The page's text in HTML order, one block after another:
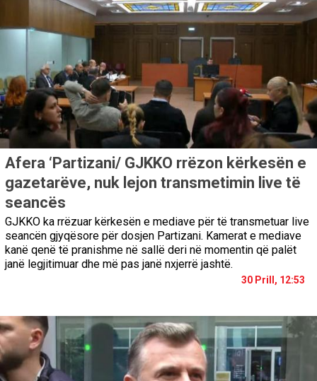
Afera ‘Partizani/ GJKKO rrëzon kërkesën e
gazetarëve, nuk lejon transmetimin live të
seancës
GJKKO ka rrëzuar kërkesën e mediave për të transmetuar live
seancën gjyqësore për dosjen Partizani. Kamerat e mediave
kanë qenë të pranishme në sallë deri në momentin që palët
janë legjitimuar dhe më pas janë nxjerrë jashtë.
30 Prill, 12:53